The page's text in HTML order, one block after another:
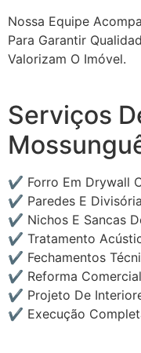
Nossa Equipe
Para Garantir
Valorizam O Imóvel.
Serviços
✔ Forro Em Drywall
✔ Paredes E
✔ Nichos E Sancas
✔ Tratamento
✔ Fechamentos
✔ Reforma
✔ Projeto De
✔ Execução